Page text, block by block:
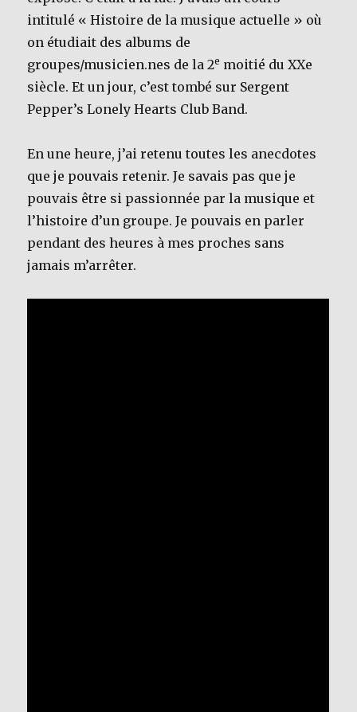
intitulé « Histoire de la musique actuelle » où
on étudiait des albums de
groupes/musicien.nes de la 2e moitié du XXe
siècle. Et un jour, c’est tombé sur Sergent
Pepper’s Lonely Hearts Club Band.
En une heure, j’ai retenu toutes les anecdotes
que je pouvais retenir. Je savais pas que je
pouvais être si passionnée par la musique et
l’histoire d’un groupe. Je pouvais en parler
pendant des heures à mes proches sans
jamais m’arrêter.